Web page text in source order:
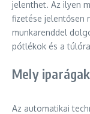
jelenthet. Az ilyen
fizetése jelentősen
munkarenddel
pótlékok és a
Mely
Az automatikai